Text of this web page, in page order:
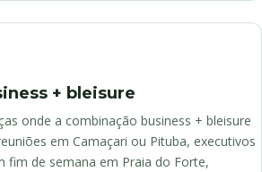
+ bleisure
onde a combinação business + bleisure
em Camaçari ou Pituba, executivos
fim de semana em Praia do Forte,